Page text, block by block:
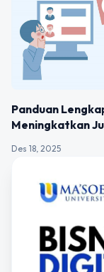
Panduan
Meningkatkan
Des 18, 2025